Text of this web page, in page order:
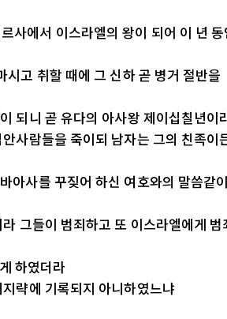
사에서 이스라엘의 왕이 되어 이 년
고 취할 때에 그 신하 곧 병거 절반을
되니 곧 유다의 아사왕 제이십칠년이
사람들을 죽이되 남자는 그의 친족이
아사를 꾸짖어 하신 여호와의 말씀같
그들이 범죄하고 또 이스라엘에게 범
하였더라
략에 기록되지 아니하였느냐